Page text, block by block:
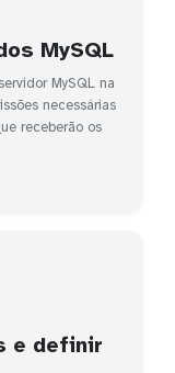
MySQL
MySQL na
necessárias
receberão os
e definir